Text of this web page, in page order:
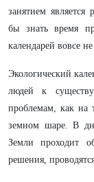
занятием
бы знать время
календарей вовсе
Экологический
людей к
проблемам, как на
земном шаре. В
Земли проходит
решения,